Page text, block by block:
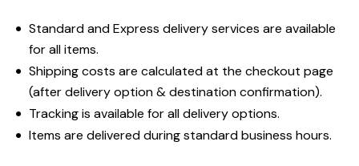
Standard and Express delivery services are available
for all items.
Shipping costs are calculated at the checkout page
(after delivery option & destination confirmation).
Tracking is available for all delivery options.
Items are delivered during standard business hours.